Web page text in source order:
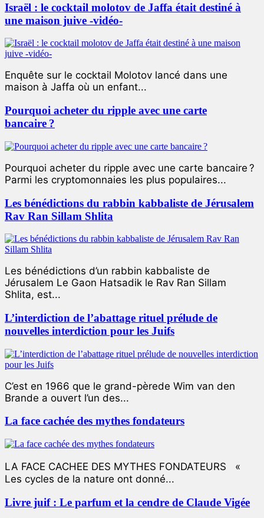
Israël : le cocktail molotov de Jaffa était destiné à
une maison juive -vidéo-
Enquête sur le cocktail Molotov lancé dans une
maison à Jaffa où un enfant...
Pourquoi acheter du ripple avec une carte
bancaire ?
Pourquoi acheter du ripple avec une carte bancaire ?
Parmi les cryptomonnaies les plus populaires...
Les bénédictions du rabbin kabbaliste de Jérusalem
Rav Ran Sillam Shlita
Les bénédictions d’un rabbin kabbaliste de
Jérusalem Le Gaon Hatsadik le Rav Ran Sillam
Shlita, est...
L’interdiction de l’abattage rituel prélude de
nouvelles interdiction pour les Juifs
C’est en 1966 que le grand-pèrede Wim van den
Brande a ouvert l’un des...
La face cachée des mythes fondateurs
LA FACE CACHEE DES MYTHES FONDATEURS «
Les cycles de la nature ont donné...
Livre juif : Le parfum et la cendre de Claude Vigée